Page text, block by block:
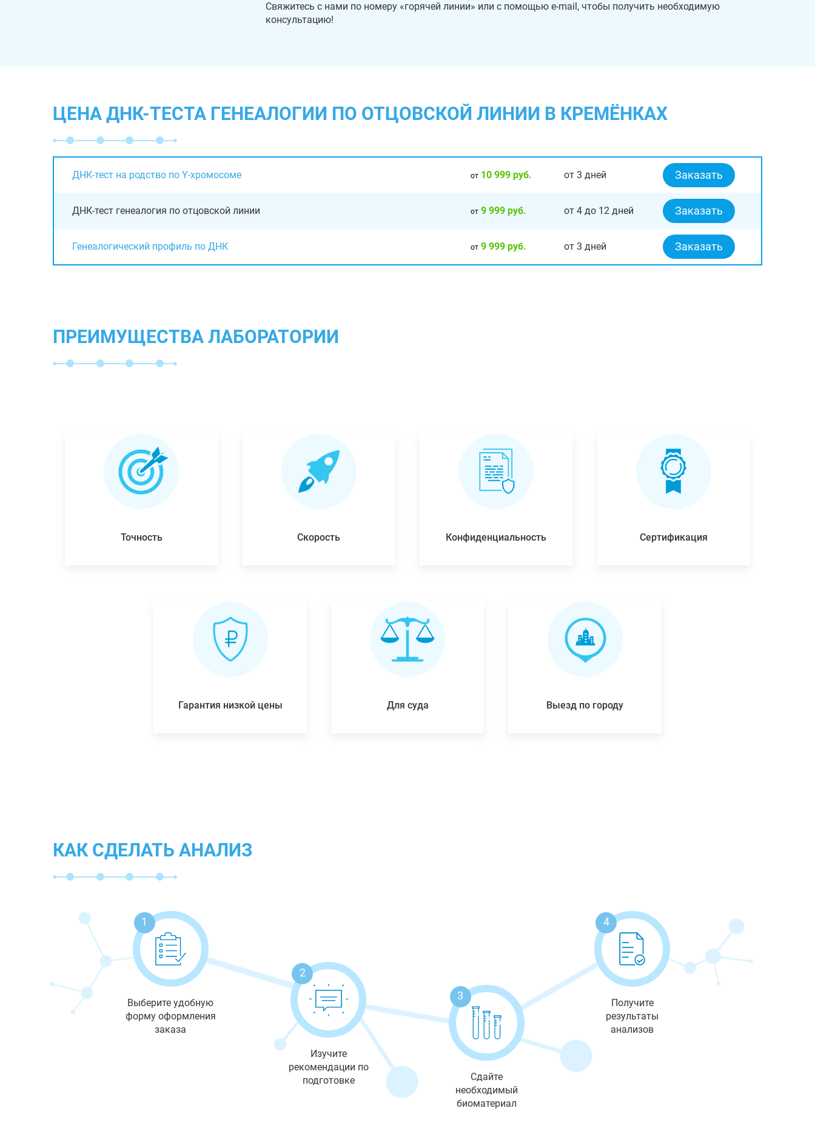
Свяжитесь с нами по номеру «горячей линии» или с помощью e-mail, чтобы получить необходимую
консультацию!
ЦЕНА ДНК-ТЕСТА ГЕНЕАЛОГИИ ПО ОТЦОВСКОЙ ЛИНИИ В КРЕМЁНКАХ
ДНК-тест на родство по Y-хромосоме от10 999 руб. от 3 дней Заказать
ДНК-тест генеалогия по отцовской линии от9 999 руб. от 4 до 12 дней Заказать
Генеалогический профиль по ДНК от9 999 руб. от 3 дней Заказать
ПРЕИМУЩЕСТВА ЛАБОРАТОРИИ
Точность Скорость Конфиденциальность Сертификация
Гарантия низкой цены Для суда Выезд по городу
КАК СДЕЛАТЬ АНАЛИЗ
1
Выберите удобную
форму оформления
заказа
2
Изучите
рекомендации по
подготовке
3
Сдайте
необходимый
биоматериал
4
Получите
результаты
анализов